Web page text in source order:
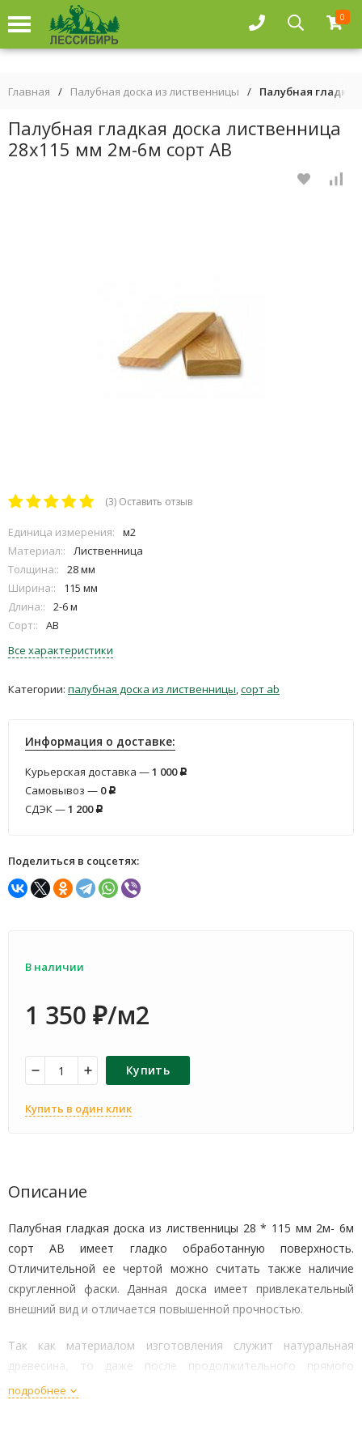
0
Главная / Палубная доска из лиственницы / Палубная
Палубная гладкая доска лиственница
28х115 мм 2м-6м сорт АВ
(3) Оставить отзыв
Единица измерения:
м2
Материал::
Лиственница
Толщина::
28 мм
Ширина::
115 мм
Длина::
2-6 м
Сорт::
AB
Все характеристики
Категории: палубная доска из лиственницы,сорт аb
Информация о доставке:
Курьерская доставка —1 000 Р
Самовывоз — 0 Р
СДЭК —1 200 Р
Поделиться в соцсетях:
В наличии
1 350 ₽/м2
Купить
Купить в один клик
Описание
Палубная гладкая доска из лиственницы 28 * 115 мм 2м- 6м
сорт АВ имеет гладко обработанную поверхность.
Отличительной ее чертой можно считать также наличие
скругленной фаски. Данная доска имеет привлекательный
внешний вид и отличается повышенной прочностью.
Так как материалом изготовления служит натуральная
древесина, то даже после продолжительного прямого
контакта с водой доска не будет выделять токсичных
подробнее